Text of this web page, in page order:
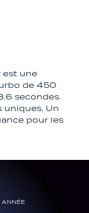
est une
de 450
secondes.
uniques. Un
pour les
ANNÉE